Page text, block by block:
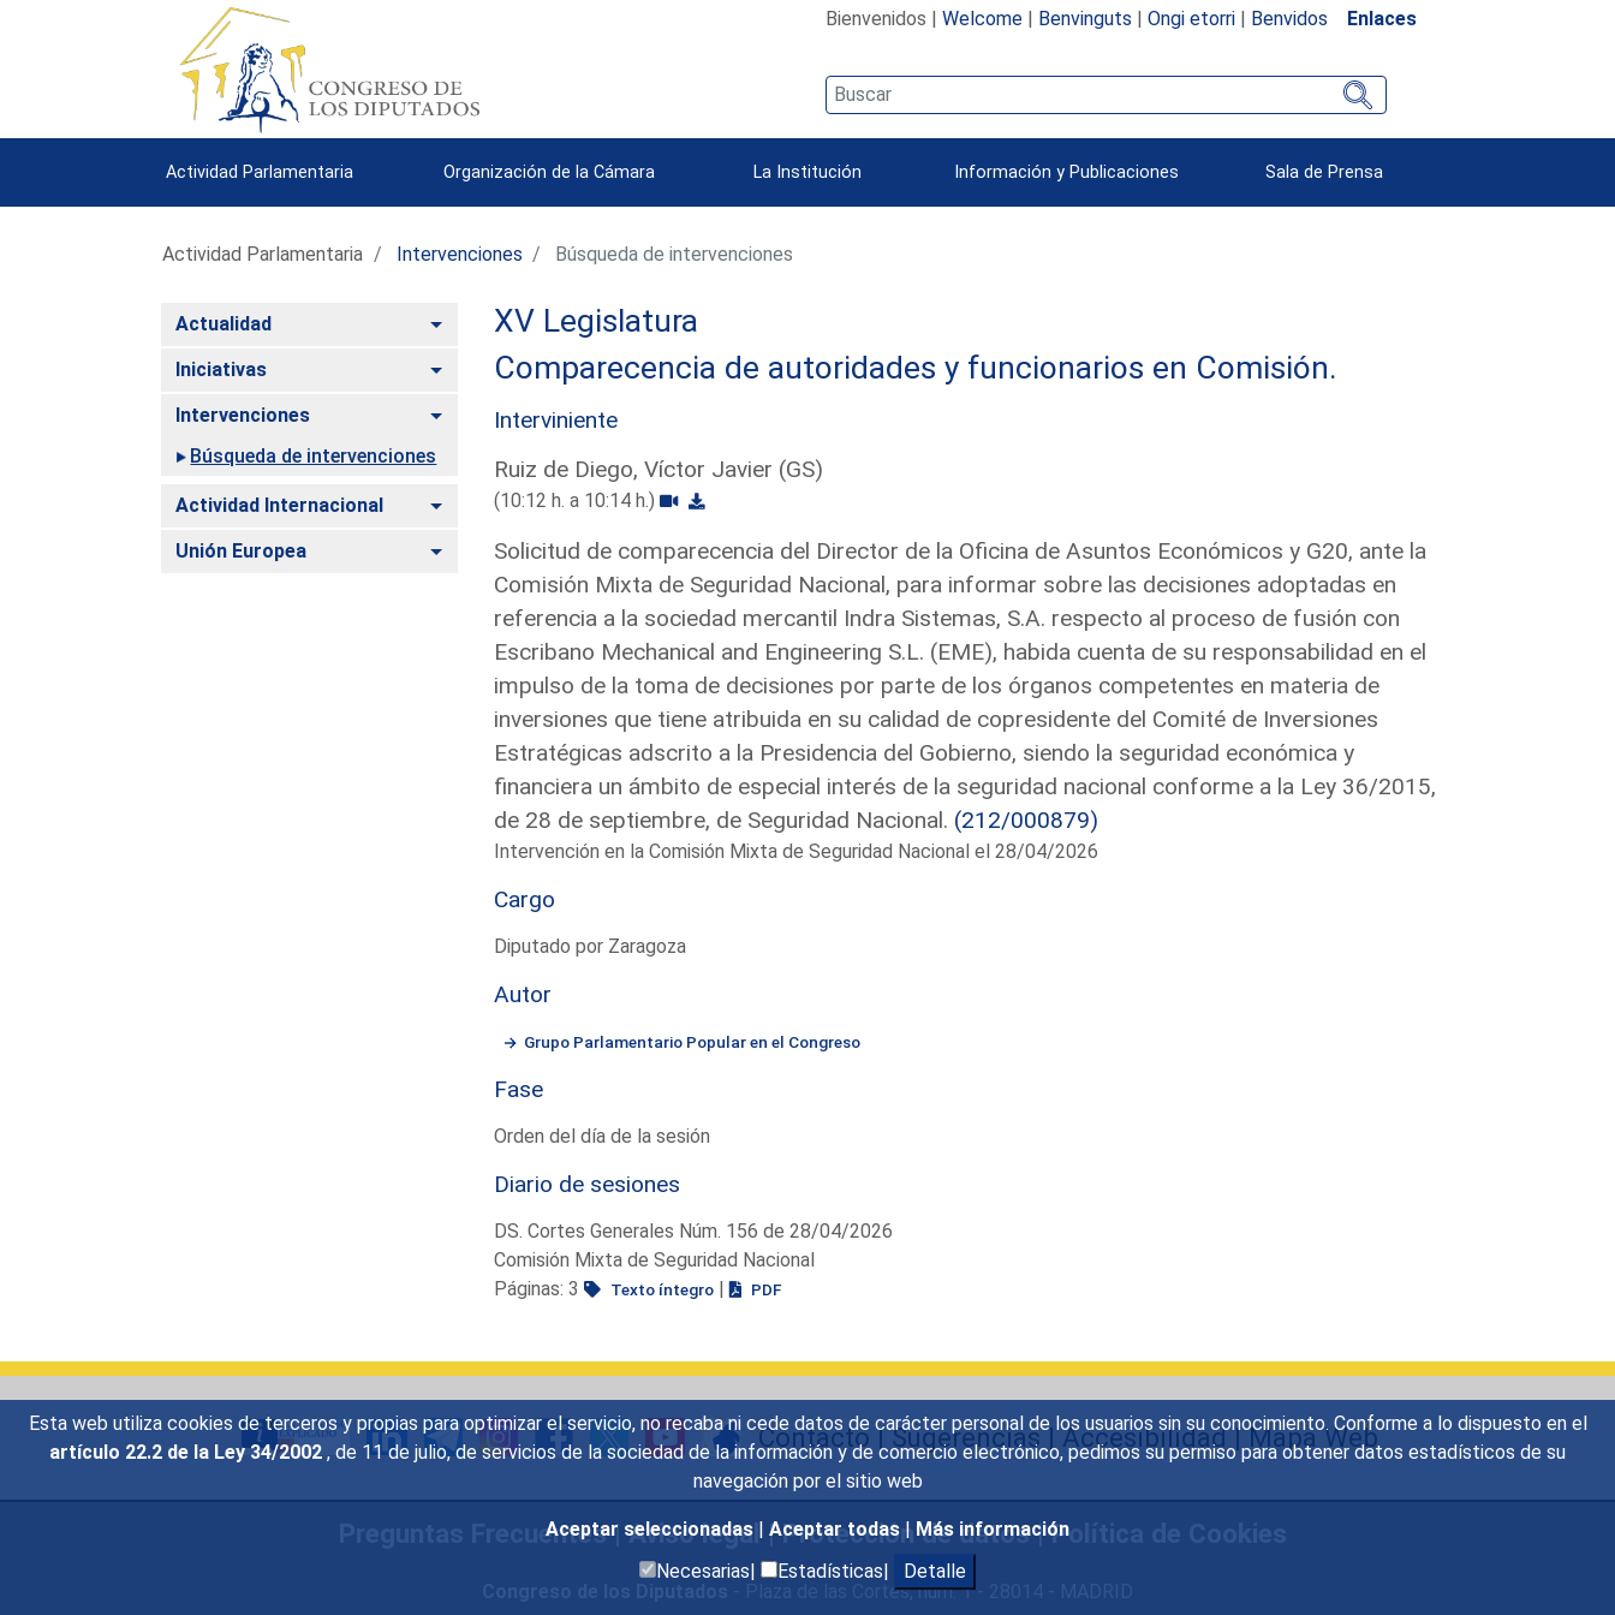
Esta web utiliza cookies de terceros y propias para optimizar el servicio, no recaba ni cede datos de carácter personal de los usuarios sin su conocimiento. Conforme a lo dispuesto en el
artículo 22.2 de la Ley 34/2002 , de 11 de julio, de servicios de la sociedad de la información y de comercio electrónico, pedimos su permiso para obtener datos estadísticos de su
navegación por el sitio web
Aceptar seleccionadas | Aceptar todas | Más información
Necesarias|
Estadísticas| Detalle
Bienvenidos | Welcome| Benvinguts | Ongi etorri| Benvidos Enlaces
Actividad Parlamentaria Organización de la Cámara La Institución Información y Publicaciones Sala de Prensa
Actividad Parlamentaria Intervenciones Búsqueda de intervenciones
Actualidad Alternar
Iniciativas Alternar
Intervenciones
Alternar
Búsqueda de intervenciones
Actividad Internacional Alternar
Unión Europea Alternar
XV Legislatura
Comparecencia de autoridades y funcionarios en Comisión.
Interviniente
Ruiz de Diego, Víctor Javier (GS)
(10:12 h. a 10:14 h.)
Solicitud de comparecencia del Director de la Oficina de Asuntos Económicos y G20, ante la
Comisión Mixta de Seguridad Nacional, para informar sobre las decisiones adoptadas en
referencia a la sociedad mercantil Indra Sistemas, S.A. respecto al proceso de fusión con
Escribano Mechanical and Engineering S.L. (EME), habida cuenta de su responsabilidad en el
impulso de la toma de decisiones por parte de los órganos competentes en materia de
inversiones que tiene atribuida en su calidad de copresidente del Comité de Inversiones
Estratégicas adscrito a la Presidencia del Gobierno, siendo la seguridad económica y
financiera un ámbito de especial interés de la seguridad nacional conforme a la Ley 36/2015,
de 28 de septiembre, de Seguridad Nacional. (212/000879)
Intervención en la Comisión Mixta de Seguridad Nacional el 28/04/2026
Cargo
Diputado por Zaragoza
Autor
Grupo Parlamentario Popular en el Congreso
Fase
Orden del día de la sesión
Diario de sesiones
DS. Cortes Generales Núm. 156 de 28/04/2026
Comisión Mixta de Seguridad Nacional
Páginas: 3
Texto íntegro| PDF
Contacto|Sugerencias|Accesibilidad|Mapa Web
Preguntas Frecuentes|Aviso legal|Protección de datos|Política de Cookies
- Plaza de las Cortes, núm. 1 - 28014 - MADRID